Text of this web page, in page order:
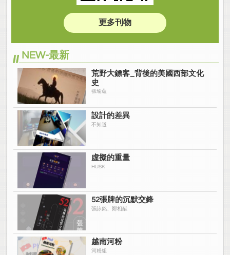
更多刊物
NEW-最新
荒野大鏢客_背後的美國西部文化
史
張瑜蘊
設計的差異
不知道
虛擬的重量
HUSK
52張牌的沉默交鋒
張詠銘、鄭相猷
越南河粉
河粉組